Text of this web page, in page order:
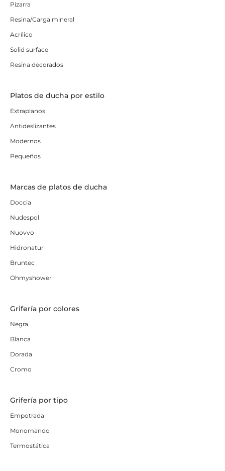
Pizarra
Resina/Carga mineral
Acrílico
Solid surface
Resina decorados
Platos de ducha por estilo
Extraplanos
Antideslizantes
Modernos
Pequeños
Marcas de platos de ducha
Doccia
Nudespol
Nuovvo
Hidronatur
Bruntec
Ohmyshower
Grifería por colores
Negra
Blanca
Dorada
Cromo
Grifería por tipo
Empotrada
Monomando
Termostática